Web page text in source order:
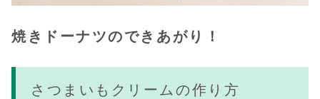
焼きドーナツのできあがり！
さつまいもクリームの作り方